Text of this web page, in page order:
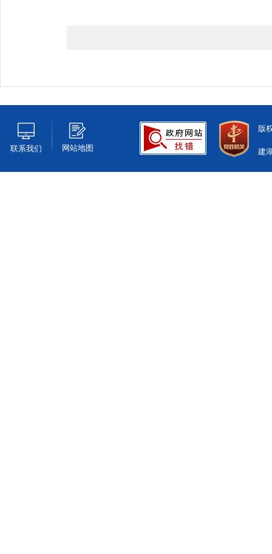
联系我们 网站地图
版
建